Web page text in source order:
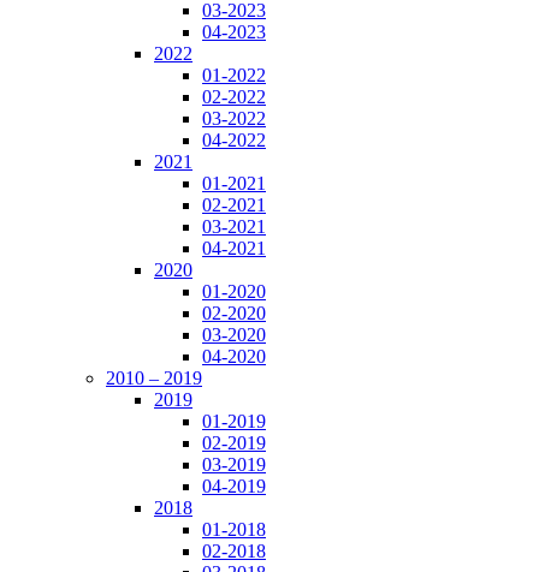
03-2023
04-2023
2022
01-2022
02-2022
03-2022
04-2022
2021
01-2021
02-2021
03-2021
04-2021
2020
01-2020
02-2020
03-2020
04-2020
2010 – 2019
2019
01-2019
02-2019
03-2019
04-2019
2018
01-2018
02-2018